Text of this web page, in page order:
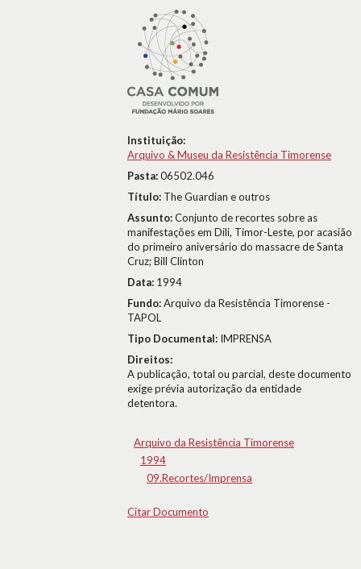
Instituição:
Arquivo & Museu da Resistência Timorense
Pasta:06502.046
Título: The Guardian e outros
Assunto:Conjunto de recortes sobre as
manifestações em Dili, Timor-Leste, por acasião
do primeiro aniversário do massacre de Santa
Cruz; Bill Clinton
Data: 1994
Fundo:Arquivo da Resistência Timorense -
TAPOL
Tipo Documental: IMPRENSA
Direitos:
A publicação, total ou parcial, deste documento
exige prévia autorização da entidade
detentora.
Arquivo da Resistência Timorense
1994
09.Recortes/Imprensa
Citar Documento